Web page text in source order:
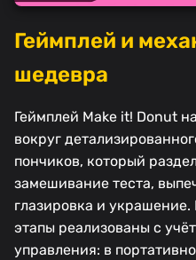
Геймплей и
шедевра
Геймплей Make it! Donut
вокруг
пончиков, который
замешивание теста,
глазировка и
этапы реализованы с
управления: в